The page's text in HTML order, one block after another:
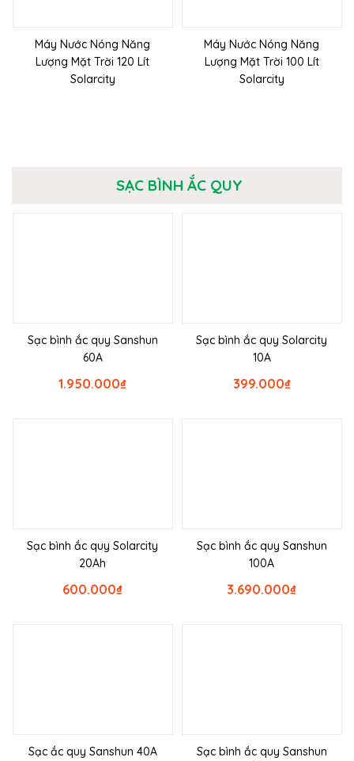
Máy Nước Nóng Năng
Lượng Mặt Trời 120 Lít
Solarcity
Máy Nước Nóng Năng
Lượng Mặt Trời 100 Lít
Solarcity
SẠC BÌNH ẮC QUY
Sạc bình ắc quy Sanshun
60A
₫
1.950.000
Sạc bình ắc quy Solarcity
10A
₫
399.000
Sạc bình ắc quy Solarcity
20Ah
₫
600.000
Sạc bình ắc quy Sanshun
100A
₫
3.690.000
Sạc ắc quy Sanshun 40A
Sạc bình ắc quy Sanshun